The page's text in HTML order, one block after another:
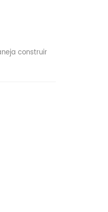
construir